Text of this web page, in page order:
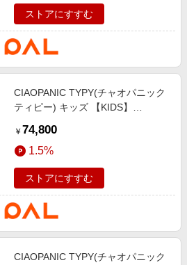
ストアにすすむ
CIAOPANIC TYPY(チャオパニック
ティピー) キッズ 【KIDS】
リーノ・エフ》 エクリュ
￥ 74,800
1.5%
ストアにすすむ
CIAOPANIC TYPY(チャオパニック